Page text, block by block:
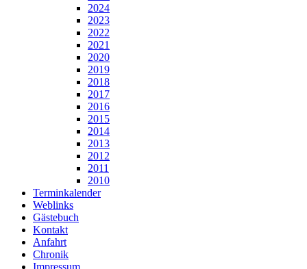
2024
2023
2022
2021
2020
2019
2018
2017
2016
2015
2014
2013
2012
2011
2010
Terminkalender
Weblinks
Gästebuch
Kontakt
Anfahrt
Chronik
Impressum